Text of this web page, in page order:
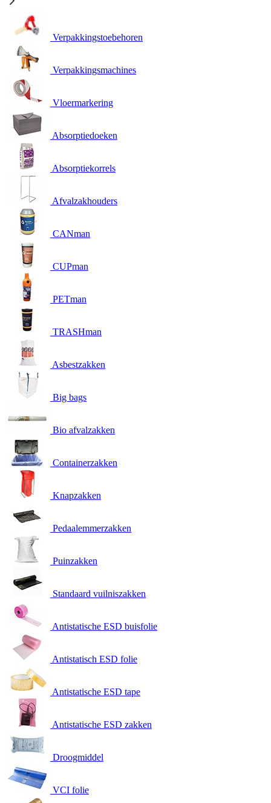
Verpakkingstoebehoren
Verpakkingsmachines
Vloermarkering
Absorptiedoeken
Absorptiekorrels
Afvalzakhouders
CANman
CUPman
PETman
TRASHman
Asbestzakken
Big bags
Bio afvalzakken
Containerzakken
Knapzakken
Pedaalemmerzakken
Puinzakken
Standaard vuilniszakken
Antistatische ESD buisfolie
Antistatisch ESD folie
Antistatische ESD tape
Antistatische ESD zakken
Droogmiddel
VCI folie